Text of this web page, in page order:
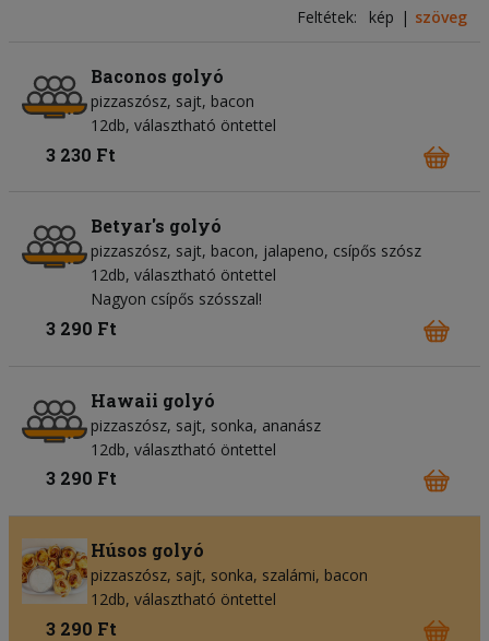
Feltétek: kép szöveg
Baconos golyó
pizzaszósz sajt bacon
12db, választható öntettel
3 230 Ft
Betyar's golyó
pizzaszósz sajt bacon jalapeno csípős szósz
12db, választható öntettel
Nagyon csípős szósszal!
3 290 Ft
Hawaii golyó
pizzaszósz sajt sonka ananász
12db, választható öntettel
3 290 Ft
Húsos golyó
pizzaszósz sajt sonka szalámi bacon
12db, választható öntettel
3 290 Ft